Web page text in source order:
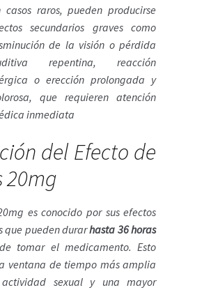
casos raros, pueden producirse
secundarios graves como
de la visión o pérdida
repentina, reacción
o erección prolongada y
que requieren atención
inmediata
del Efecto de
20mg
es conocido por sus efectos
que pueden durarhasta 36 horas
tomar el medicamento. Esto
ventana de tiempo más amplia
sexual y una mayor